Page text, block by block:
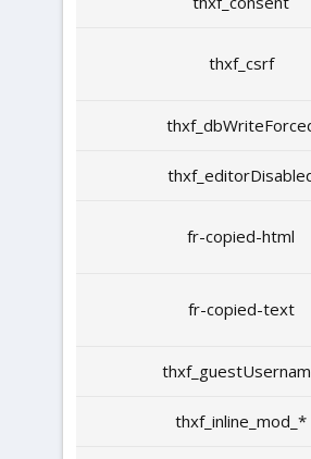
thxf_csrf
fr-copied-html
fr-copied-text
thxf_inline_mod_*